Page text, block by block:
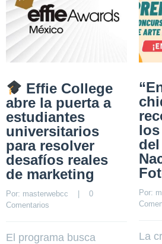
Effie College
abre la puerta a
estudiantes
universitarios
para resolver
desafíos reales
de marketing
Por: masterwebcc
    |
0
Comentarios
El programa busca
Por:
La